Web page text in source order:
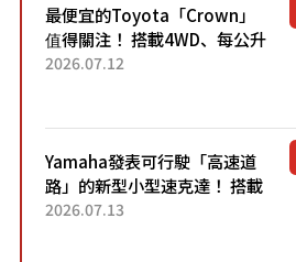
最便宜的Toyota「Crown」
值得關注！ 搭載4WD、每公升
22.4公里低油耗表現超亮眼！
2026.07.12
Yamaha發表可行駛「高速道
路」的新型小型速克達！ 搭載
能享受超強勁「渦輪感」的動
2026.07.13